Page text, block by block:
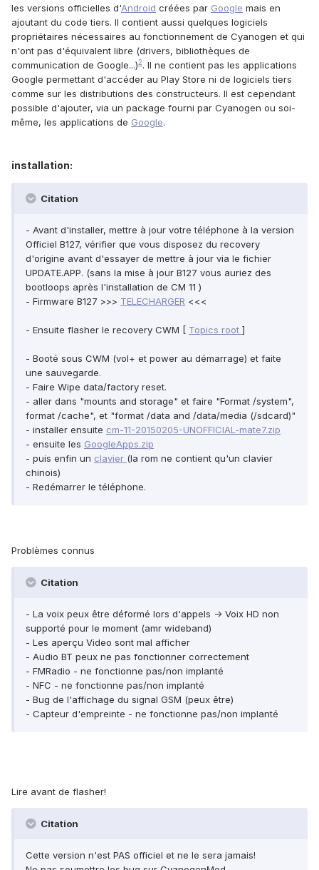
les versions officielles d'Android créées par Google mais en
ajoutant du code tiers. Il contient aussi quelques logiciels
propriétaires nécessaires au fonctionnement de Cyanogen et qui
n'ont pas d'équivalent libre (drivers, bibliothèques de
communication de Google...)2. Il ne contient pas les applications
Google permettant d'accéder au Play Store ni de logiciels tiers
comme sur les distributions des constructeurs. Il est cependant
possible d'ajouter, via un package fourni par Cyanogen ou soi-
même, les applications de Google.
installation:
Citation
- Avant d'installer, mettre à jour votre téléphone à la version
Officiel B127, vérifier que vous disposez du recovery
d'origine avant d'essayer de mettre à jour via le fichier
UPDATE.APP. (sans la mise à jour B127 vous auriez des
bootloops après l'installation de CM 11 )
- Firmware B127 >>> TELECHARGER <<<
- Ensuite flasher le recovery CWM [ Topics root ]
- Booté sous CWM (vol+ et power au démarrage) et faite
une sauvegarde.
- Faire Wipe data/factory reset.
- aller dans "mounts and storage" et faire "Format /system",
format /cache", et "format /data and /data/media (/sdcard)"
- installer ensuite cm-11-20150205-UNOFFICIAL-mate7.zip
- ensuite les GoogleApps.zip
- puis enfin un clavier (la rom ne contient qu'un clavier
chinois)
- Redémarrer le téléphone.
Problèmes connus
Citation
- La voix peux être déformé lors d'appels -> Voix HD non
supporté pour le moment (amr wideband)
- Les aperçu Video sont mal afficher
- Audio BT peux ne pas fonctionner correctement
- FMRadio - ne fonctionne pas/non implanté
- NFC - ne fonctionne pas/non implanté
- Bug de l'affichage du signal GSM (peux être)
- Capteur d'empreinte - ne fonctionne pas/non implanté
Lire avant de flasher!
Citation
Cette version n'est PAS officiel et ne le sera jamais!